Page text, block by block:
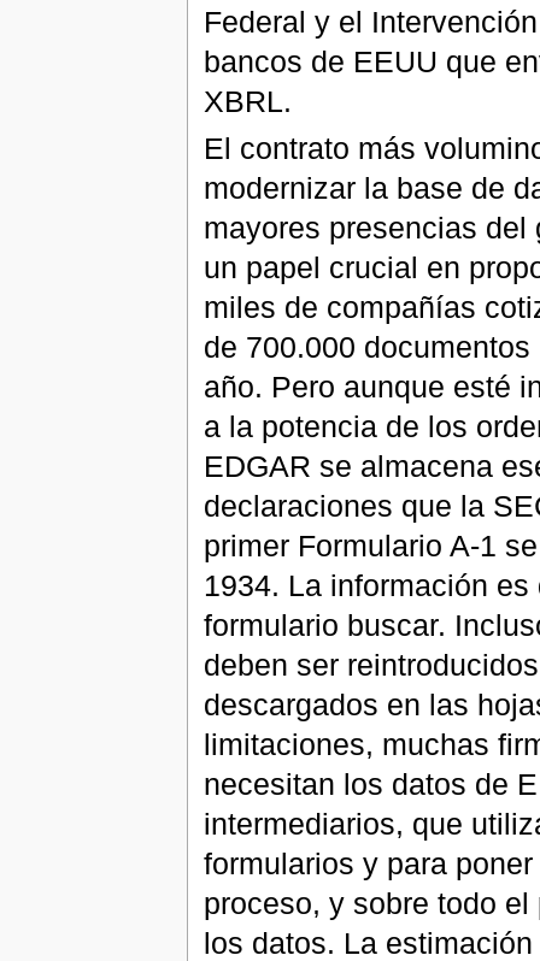
Federal y el
bancos de EEUU que
XBRL.
El contrato más
modernizar la base de
mayores presencias del
un papel crucial en
miles de compañías
de 700.000
año. Pero aunque esté
a la potencia de los
EDGAR se almacena
declaraciones que la
primer Formulario A-1
1934. La información
formulario buscar.
deben ser
descargados en las
limitaciones, muchas
necesitan los datos de
intermediarios, que
formularios y para
proceso, y sobre todo
los datos. La